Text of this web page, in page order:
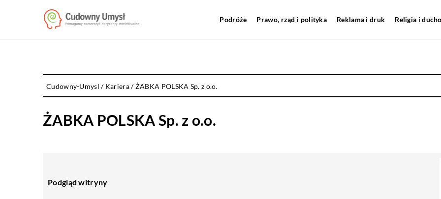
Podróże Prawo, rząd i polityka Reklama i druk Religia i
Cudowny-Umysl / Kariera/ŻABKA POLSKA Sp. z o.o.
ŻABKA POLSKA Sp. z o.o.
Podgląd witryny